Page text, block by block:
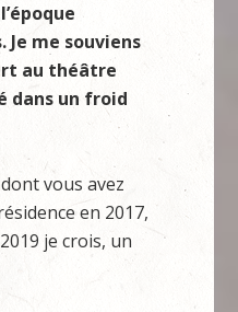
me souviens
au théâtre
dans un froid
vous avez
en 2017,
je crois, un